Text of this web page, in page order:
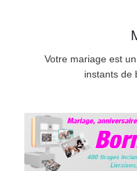
Votre mariage est
instants de